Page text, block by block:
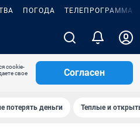
ПОГОДА ТЕЛЕПРОГРАММА
cookie-
свое
Согласен
потерять деньги Теплые и